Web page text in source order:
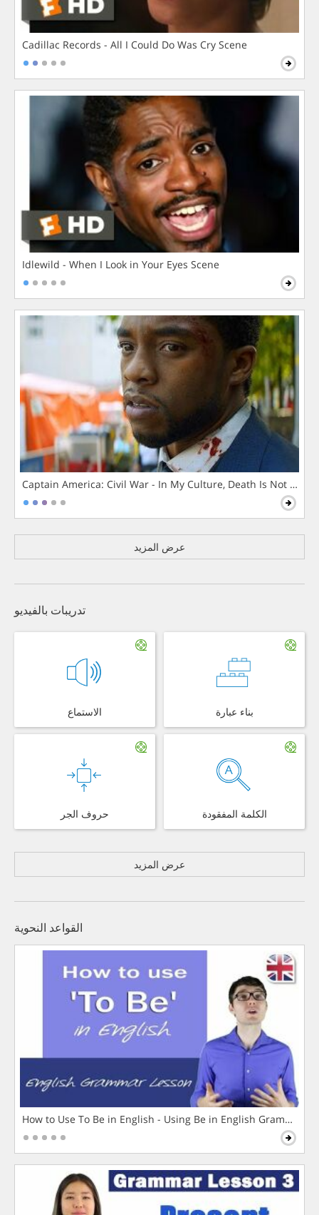
Cadillac Records - All I Could Do Was Cry Scene
Idlewild - When I Look in Your Eyes Scene
Captain America: Civil War - In My Culture, Death Is Not The
عرض المزيد
تدريبات بالفيديو
الاستماع بناء عبارة
حروف الجر الكلمة المفقودة
عرض المزيد
القواعد النحوية
How to Use To Be in English - Using Be in English Grammar